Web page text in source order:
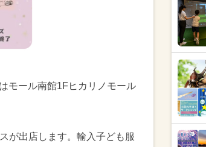
モール南館1Fヒカリノモール
が出店します。輸入子ども服